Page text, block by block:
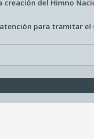
creación del Himno
para tramitar el